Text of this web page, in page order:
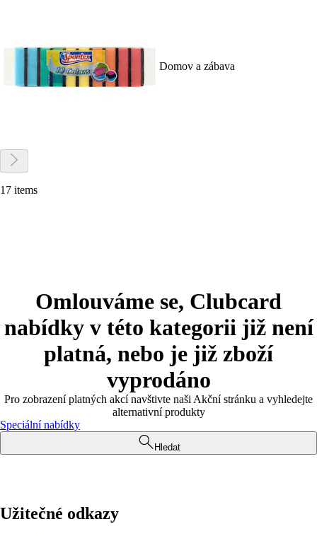
Domov a zábava
17 items
Omlouváme se, Clubcard
nabídky v této kategorii již není
platná, nebo je již zboží
vyprodáno
Pro zobrazení platných akcí navštivte naši Akční stránku a vyhledejte
alternativní produkty
Speciální nabídky
Hledat
Užitečné odkazy